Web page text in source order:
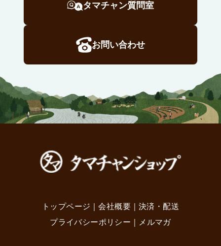
タマチャン質問室
お問い合わせ
トップページ ｜会社概要
決済・配送
プライバシーポリシー
メルマガ